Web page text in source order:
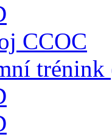
CCOC
trénink